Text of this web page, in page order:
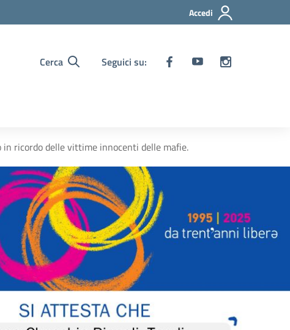
Accedi
Cerca Seguici su:
in ricordo delle vittime innocenti delle mafie.